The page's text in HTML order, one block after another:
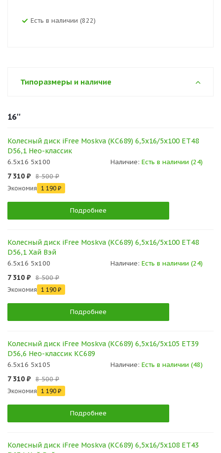
Есть в наличии (822)
Типоразмеры и наличие
16''
Колесный диск iFree Moskva (КС689) 6,5x16/5x100 ET48
D56,1 Нео-классик
6.5x16 5x100 Наличие: Есть в наличии (24)
7 310 ₽ 8 500 ₽
Экономия 1 190 ₽
Подробнее
Колесный диск iFree Moskva (КС689) 6,5x16/5x100 ET48
D56,1 Хай Вэй
6.5x16 5x100 Наличие: Есть в наличии (24)
7 310 ₽ 8 500 ₽
Экономия 1 190 ₽
Подробнее
Колесный диск iFree Moskva (КС689) 6,5x16/5x105 ET39
D56,6 Нео-классик КС689
6.5x16 5x105 Наличие: Есть в наличии (48)
7 310 ₽ 8 500 ₽
Экономия 1 190 ₽
Подробнее
Колесный диск iFree Moskva (КС689) 6,5x16/5x108 ET43